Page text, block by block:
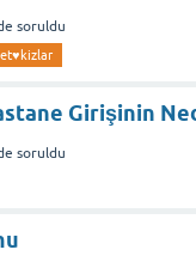
soruldu
Girişinin
soruldu